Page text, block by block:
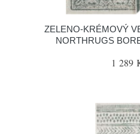
ZELENO-KRÉMOVÝ
NORTHRUGS
1 289